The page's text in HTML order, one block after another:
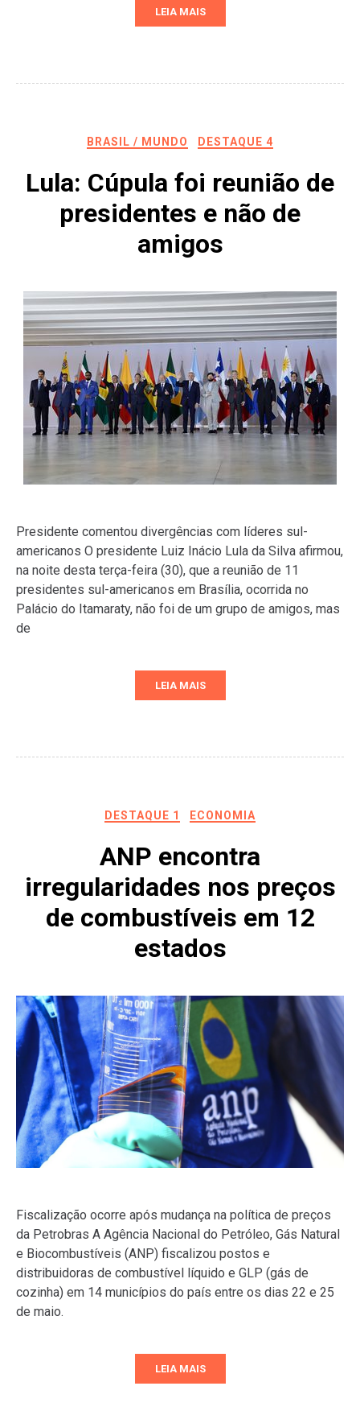
LEIA MAIS
BRASIL / MUNDO DESTAQUE 4
Lula: Cúpula foi reunião de
presidentes e não de
amigos
Presidente comentou divergências com líderes sul-
americanos O presidente Luiz Inácio Lula da Silva afirmou,
na noite desta terça-feira (30), que a reunião de 11
presidentes sul-americanos em Brasília, ocorrida no
Palácio do Itamaraty, não foi de um grupo de amigos, mas
de
LEIA MAIS
DESTAQUE 1 ECONOMIA
ANP encontra
irregularidades nos preços
de combustíveis em 12
estados
Fiscalização ocorre após mudança na política de preços
da Petrobras A Agência Nacional do Petróleo, Gás Natural
e Biocombustíveis (ANP) fiscalizou postos e
distribuidoras de combustível líquido e GLP (gás de
cozinha) em 14 municípios do país entre os dias 22 e 25
de maio.
LEIA MAIS